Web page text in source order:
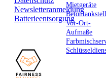
Newsletteranmeldung
Batterieentsorgung
Mietgeräte
Vor-Ort-
Aufmaße